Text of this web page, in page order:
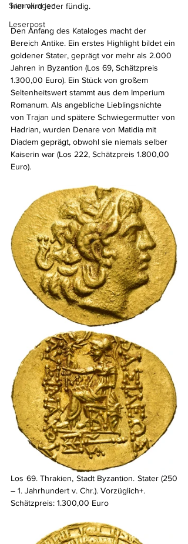
Sammlungen
Leserpost
hier wird jeder fündig.
Den Anfang des Kataloges macht der
Bereich Antike. Ein erstes Highlight bildet ein
goldener Stater, geprägt vor mehr als 2.000
Jahren in Byzantion (Los 69, Schätzpreis
1.300,00 Euro). Ein Stück von großem
Seltenheitswert stammt aus dem Imperium
Romanum. Als angebliche Lieblingsnichte
von Trajan und spätere Schwiegermutter von
Hadrian, wurden Denare von Matidia mit
Diadem geprägt, obwohl sie niemals selber
Kaiserin war (Los 222, Schätzpreis 1.800,00
Euro).
Los 69. Thrakien, Stadt Byzantion. Stater (250
– 1. Jahrhundert v. Chr.). Vorzüglich+.
Schätzpreis: 1.300,00 Euro